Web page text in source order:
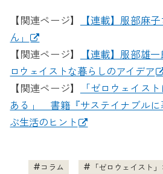
【関連ページ】
【連載】服部麻
ん」
【関連ページ】
【連載】服部雄
ロウェイストな暮らしのアイデア
【関連ページ】
「ゼロウェイス
ある」 書籍『サステイナブルに
ぶ生活のヒント
コラム 「ゼロウェイスト